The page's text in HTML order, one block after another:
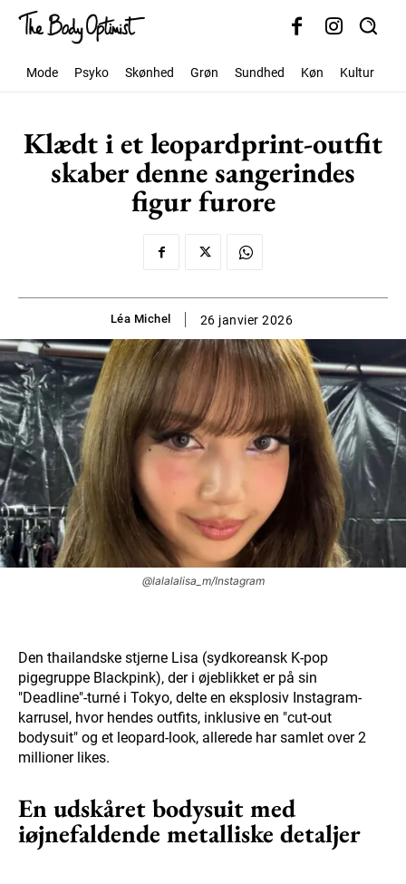
Mode Psyko Skønhed Grøn Sundhed Køn Kultur
Klædt i et leopardprint-outfit
skaber denne sangerindes
figur furore
Léa Michel 26 janvier 2026
@lalalalisa_m/Instagram
Den thailandske stjerne Lisa (sydkoreansk K-pop
pigegruppe Blackpink), der i øjeblikket er på sin
"Deadline"-turné i Tokyo, delte en eksplosiv Instagram-
karrusel, hvor hendes outfits, inklusive en "cut-out
bodysuit" og et leopard-look, allerede har samlet over 2
millioner likes.
En udskåret bodysuit med
iøjnefaldende metalliske detaljer